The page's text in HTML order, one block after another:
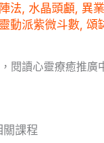
法, 水晶頭顱, 異
靈動派紫微斗數,頌
閱讀心靈療癒推廣
關課程